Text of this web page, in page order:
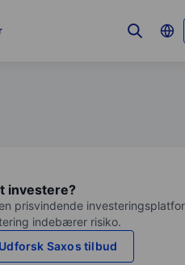
investere?
prisvindende
indebærer risiko.
Udforsk Saxos tilbud